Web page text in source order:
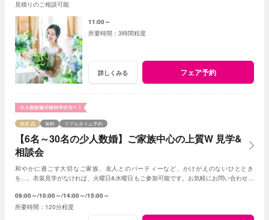
見積りのご相談可能
11:00～
3時間程度
詳しくみる フェア予約
【6名～30名の少人数婚】ご家族中心の上質W 見学&
相談会
残席 無料 リアルタイム予約
和やかに過ごす大切なご家族、友人とのパーティーなど、かけがえのないひととき
を…。衣装見学がなければ、火曜日&水曜日もご参加可能です。お気軽にお問い合わせく
09:00～ 10:00～ 14:00～ 15:00～
120分程度